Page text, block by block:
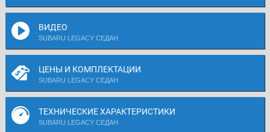
ВИДЕО
SUBARU LEGACY СЕДАН
ЦЕНЫ И КОМПЛЕКТАЦИИ
SUBARU LEGACY СЕДАН
ТЕХНИЧЕСКИЕ ХАРАКТЕРИСТИКИ
SUBARU LEGACY СЕДАН